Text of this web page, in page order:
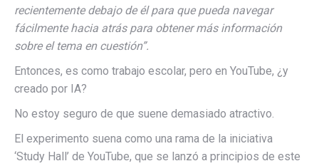
recientemente debajo de él para que pueda navegar
fácilmente hacia atrás para obtener más información
sobre el tema en cuestión”.
Entonces, es como trabajo escolar, pero en YouTube, ¿y
creado por IA?
No estoy seguro de que suene demasiado atractivo.
El experimento suena como una rama de la iniciativa
‘Study Hall’ de YouTube, que se lanzó a principios de este